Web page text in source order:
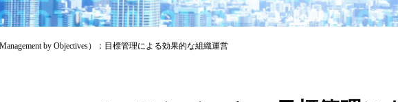
by Objectives）：目標管理による効果的な組織運営